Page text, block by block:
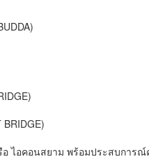
ไอคอนสยาม พร้อมประสบการ